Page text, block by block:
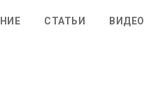
СТАТЬИ ВИДЕО